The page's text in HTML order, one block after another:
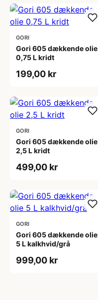
GORI
Gori 605 dækkende olie
0,75 L kridt
199,00 kr
GORI
Gori 605 dækkende olie
2,5 L kridt
499,00 kr
GORI
Gori 605 dækkende olie
5 L kalkhvid/grå
999,00 kr